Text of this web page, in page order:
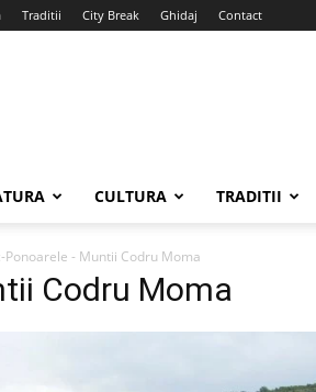
Traditii City Break Ghidaj Contact
CULTURA TRADITII
Ponoarele - Muntii Codru Moma
Codru Moma